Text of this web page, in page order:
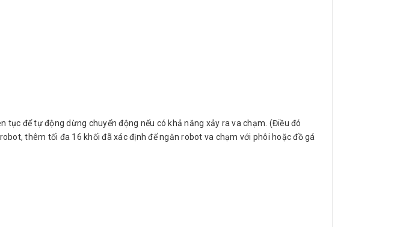
để tự động dừng chuyển động nếu có khả năng xảy ra va chạm. (Điều đó
thêm tối đa 16 khối đã xác định để ngăn robot va chạm với phôi hoặc đồ gá